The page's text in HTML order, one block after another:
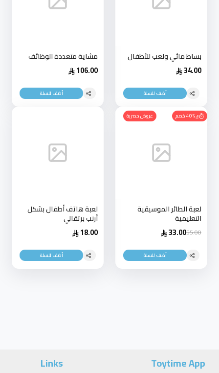
بساط مائي ولعب للأطفال
34.00
أضف للسلة
مشاية متعددة الوظائف
106.00
أضف للسلة
40% خصم عروض حصرية
لعبة الطائر الموسيقية
التعليمية
55.00
33.00
أضف للسلة
لعبة هاتف أطفال بشكل
أرنب برتقالي
18.00
أضف للسلة
Toytime App
Links